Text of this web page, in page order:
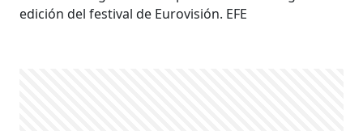
edición del festival de Eurovisión. EFE